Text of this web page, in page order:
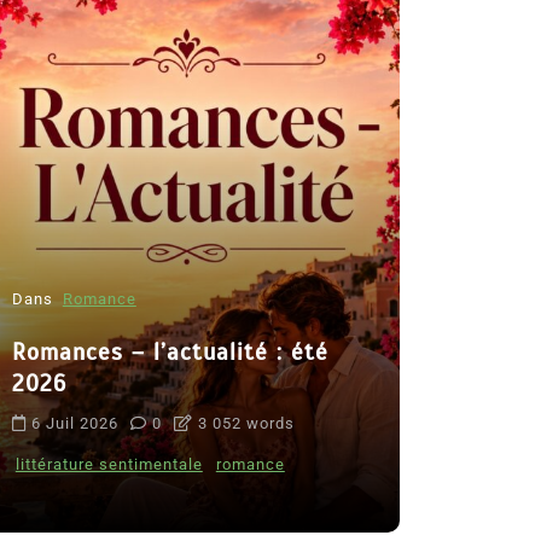
Dans Romance
Romances – l’actualité : été
2026
6 Juil 2026 0 3 052 words
littérature sentimentale romance